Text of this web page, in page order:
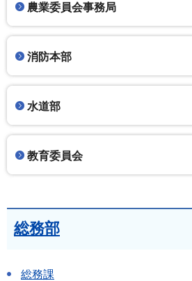
農業委員会事務局
消防本部
水道部
教育委員会
総務部
総務課